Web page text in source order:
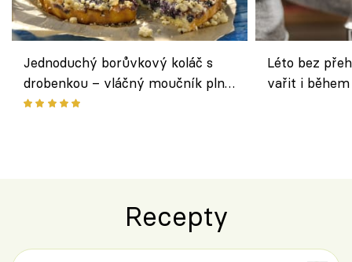
Jednoduchý borůvkový koláč s
drobenkou – vláčný moučník plný
ovoce
Léto bez
vařit i
Recepty